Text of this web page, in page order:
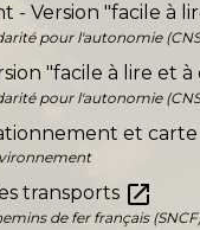
- Version "facile à
pour l'autonomie
"facile à lire et
pour l'autonomie
et
transports open_in_new
de fer français